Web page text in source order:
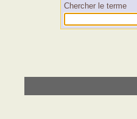
Chercher le terme